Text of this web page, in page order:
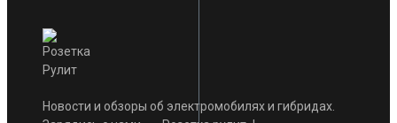
Новости и обзоры об электромобилях и гибридах.